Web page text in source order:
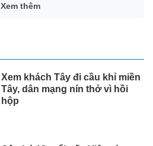
Xem thêm
Xem khách Tây đi cầu khỉ miền
Tây, dân mạng nín thở vì hồi
hộp